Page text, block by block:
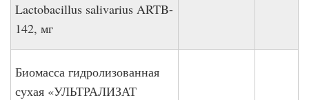
Lactobacillus salivarius ARTB-
142, мг
Биомасса гидролизованная
сухая «УЛЬТРАЛИЗАТ